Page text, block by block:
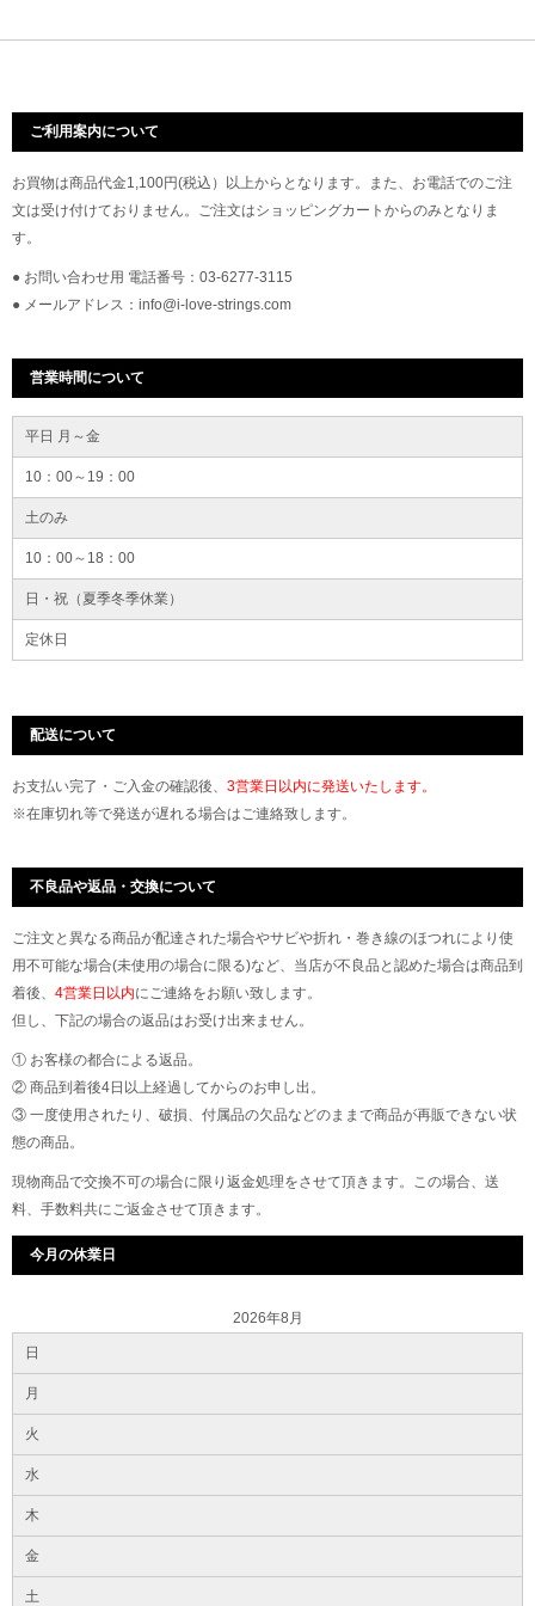
ご利用案内について
お買物は商品代金1,100円(税込）以上からとなります。また、お電話でのご注
文は受け付けておりません。ご注文はショッピングカートからのみとなりま
す。
● お問い合わせ用 電話番号：03-6277-3115
● メールアドレス：info@i-love-strings.com
営業時間について
平日 月～金
10：00～19：00
土のみ
10：00～18：00
日・祝（夏季冬季休業）
定休日
配送について
お支払い完了・ご入金の確認後、 3営業日以内に発送いたします。
※在庫切れ等で発送が遅れる場合はご連絡致します。
不良品や返品・交換について
ご注文と異なる商品が配達された場合やサビや折れ・巻き線のほつれにより使
用不可能な場合(未使用の場合に限る)など、当店が不良品と認めた場合は商品到
着後、 4営業日以内にご連絡をお願い致します。
但し、下記の場合の返品はお受け出来ません。
① お客様の都合による返品。
② 商品到着後4日以上経過してからのお申し出。
③ 一度使用されたり、破損、付属品の欠品などのままで商品が再販できない状
態の商品。
現物商品で交換不可の場合に限り返金処理をさせて頂きます。この場合、送
料、手数料共にご返金させて頂きます。
今月の休業日
2026年8月
日
月
火
水
木
金
土